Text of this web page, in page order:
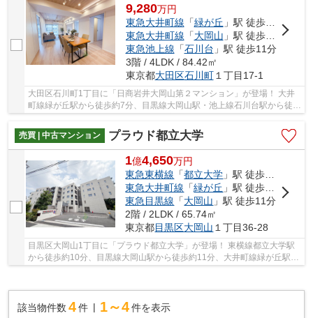
9,280万円
東急大井町線 「緑が丘 」駅 徒歩7分
東急大井町線 「大岡山 」駅 徒歩11分
東急池上線 「石川台 」駅 徒歩11分
3階 / 4LDK / 84.42㎡
東京都大田区石川町１丁目17-1
大田区石川町1丁目に「日商岩井大岡山第２マンション」が登場！ 大井
町線緑が丘駅から徒歩約7分、目黒線大岡山駅・池上線石川台駅から徒歩
売買 | 中古マンション
プラウド都立大学
1億4,650万円
東急東横線 「都立大学 」駅 徒歩10分
東急大井町線 「緑が丘 」駅 徒歩8分
東急目黒線 「大岡山 」駅 徒歩11分
2階 / 2LDK / 65.74㎡
東京都目黒区大岡山 １丁目36-28
目黒区大岡山1丁目に「プラウド都立大学」が登場！ 東横線都立大学駅
から徒歩約10分、目黒線大岡山駅から徒歩約11分、大井町線緑が丘駅か
ら徒歩約8分。 3路線3駅利用可能な便利な立地...
該当物件数 4件 1～4 件を表示